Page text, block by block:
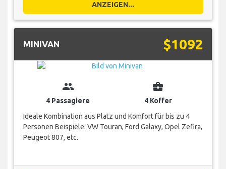
ANZEIGEN...
MINIVAN $1092
group
4 Passagiere
business_center
4 Koffer
Ideale Kombination aus Platz und Komfort für bis zu 4
Personen Beispiele: VW Touran, Ford Galaxy, Opel Zefira,
Peugeot 807, etc.